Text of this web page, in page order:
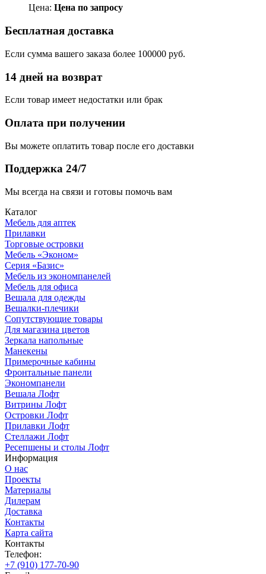
Цена: Цена по запросу
Бесплатная доставка
Если сумма вашего заказа более 100000 руб.
14 дней на возврат
Если товар имеет недостатки или брак
Оплата при получении
Вы можете оплатить товар после его доставки
Поддержка 24/7
Мы всегда на связи и готовы помочь вам
Каталог
Мебель для аптек
Прилавки
Торговые островки
Мебель «Эконом»
Серия «Базис»
Мебель из экономпанелей
Мебель для офиса
Вешала для одежды
Вешалки-плечики
Сопутствующие товары
Для магазина цветов
Зеркала напольные
Манекены
Примерочные кабины
Фронтальные панели
Экономпанели
Вешала Лофт
Витрины Лофт
Островки Лофт
Прилавки Лофт
Стеллажи Лофт
Ресепшены и столы Лофт
Информация
О нас
Проекты
Материалы
Дилерам
Доставка
Контакты
Карта сайта
Контакты
Телефон:
+7 (910) 177-70-90